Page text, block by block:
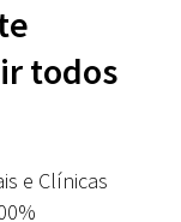
todos
e Clínicas